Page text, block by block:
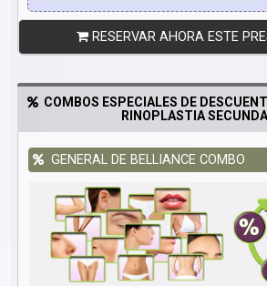
RESERVAR AHORA ESTE
COMBOS ESPECIALES DE
RINOPLASTIA
GENERAL DE BELLIANCE COMBO